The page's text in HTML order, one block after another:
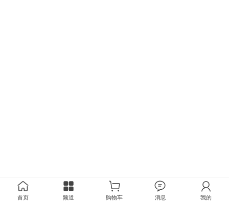
首页 频道 购物车 消息 我的